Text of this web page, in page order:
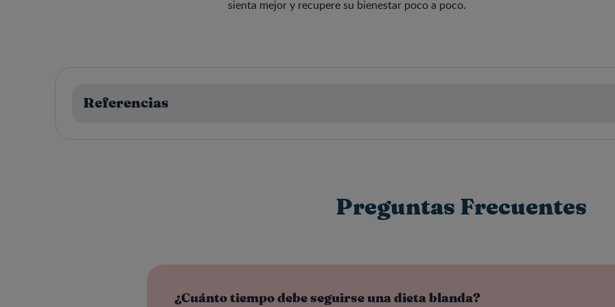
sienta mejor y recupere su bienestar poco a poco.
Referencias
Preguntas Frecuentes
¿Cuánto tiempo debe seguirse una dieta blanda?